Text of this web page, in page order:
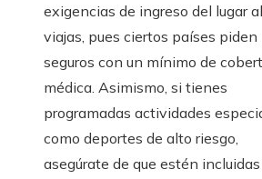
exigencias de ingreso del lugar
viajas, pues ciertos países piden
seguros con un mínimo de
médica. Asimismo, si tienes
programadas actividades
como deportes de alto riesgo,
asegúrate de que estén